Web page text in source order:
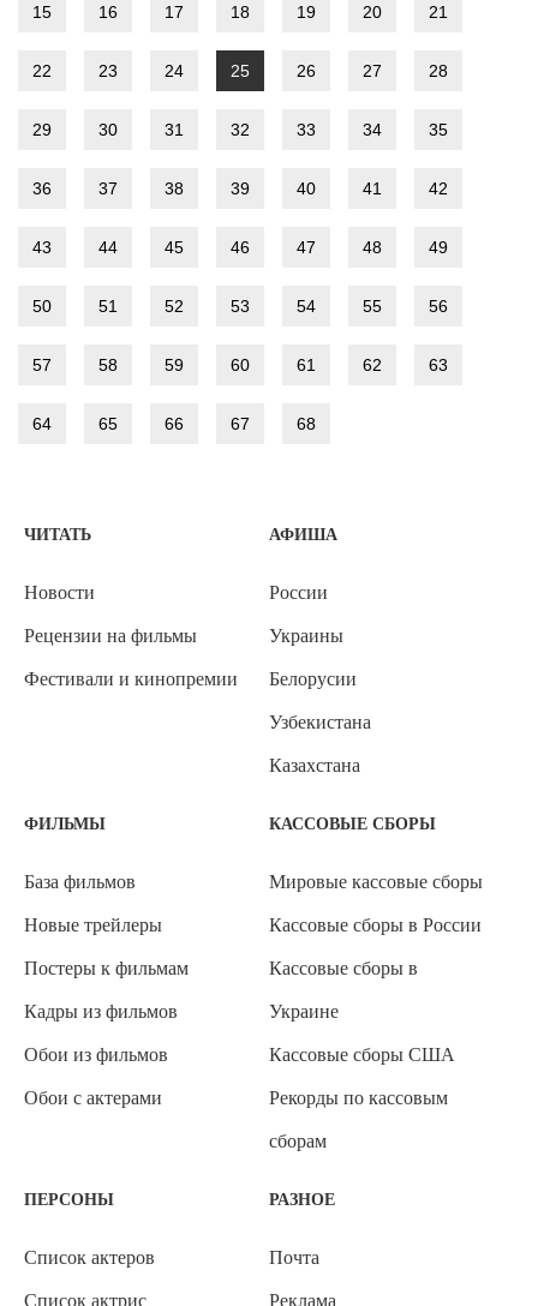
15 16 17 18 19 20 21
22 23 24 25 26 27 28
29 30 31 32 33 34 35
36 37 38 39 40 41 42
43 44 45 46 47 48 49
50 51 52 53 54 55 56
57 58 59 60 61 62 63
64 65 66 67 68
ЧИТАТЬ
Новости
Рецензии на фильмы
Фестивали и кинопремии
АФИША
России
Украины
Белорусии
Узбекистана
Казахстана
ФИЛЬМЫ
База фильмов
Новые трейлеры
Постеры к фильмам
Кадры из фильмов
Обои из фильмов
Обои с актерами
КАССОВЫЕ СБОРЫ
Мировые кассовые сборы
Кассовые сборы в России
Кассовые сборы в
Украине
Кассовые сборы США
Рекорды по кассовым
сборам
ПЕРСОНЫ
Список актеров
Список актрис
РАЗНОЕ
Почта
Реклама